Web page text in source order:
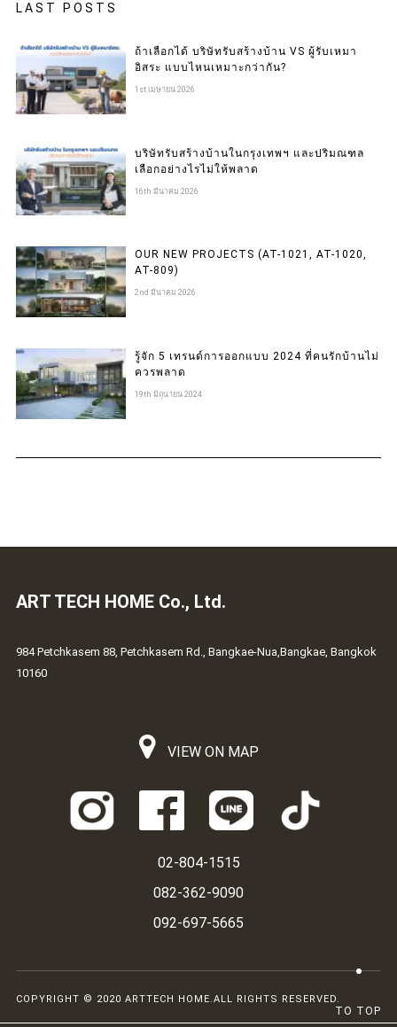
LAST POSTS
ถ้าเลือกได้ บริษัทรับสร้างบ้าน VS ผู้รับเหมา
อิสระ แบบไหนเหมาะกว่ากัน?
1st เมษายน 2026
บริษัทรับสร้างบ้านในกรุงเทพฯ และปริมณฑล
เลือกอย่างไรไม่ให้พลาด
16th มีนาคม 2026
OUR NEW PROJECTS (AT-1021, AT-1020,
AT-809)
2nd มีนาคม 2026
รู้จัก 5 เทรนด์การออกแบบ 2024 ที่คนรักบ้านไม่
ควรพลาด
19th มิถุนายน 2024
ART TECH HOME Co., Ltd.
984 Petchkasem 88, Petchkasem Rd., Bangkae-Nua,Bangkae, Bangkok
10160
VIEW ON MAP
02-804-1515
082-362-9090
092-697-5665
COPYRIGHT © 2020 ARTTECH HOME.ALL RIGHTS RESERVED.
TO TOP